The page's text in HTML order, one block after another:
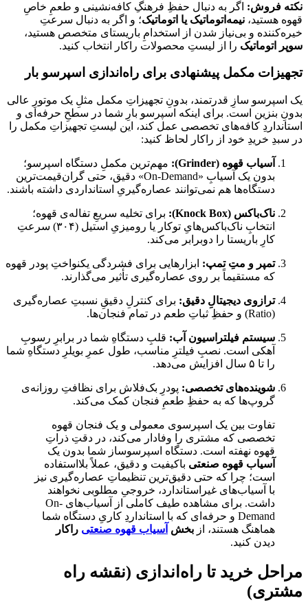
نکته فروش: اگر به دنبال حفظِ فرهنگِ کافه‌نشینی و طعمِ خاصِ
قهوه هستید، نیمه‌اتوماتیک یا اتوماتیک؛ و اگر به دنبال سرعتِ
خیره‌کننده و بی‌نیاز شدن از استخدامِ باریستای متخصص هستید،
سوپر اتوماتیک را از لیستِ محصولات راکار انتخاب کنید.
تجهیزات مکمل پیشنهادی برای راه‌اندازی اسپرسو بار
یک اسپرسو سازِ قدرتمند، بدونِ تجهیزاتِ مکمل مثلِ یک موتورِ عالی
بدونِ بنزین است. برای اینکه اسپرسو بارِ شما در سطحِ حرفه‌ای و
استانداردِ کافه‌های تخصصی عمل کند، این لیستِ تجهیزاتِ مکمل را
در سبدِ خریدِ خود از راکار لحاظ کنید:
آسیاب قهوه (Grinder):
مهم‌ترین مکملِ دستگاه اسپرسو؛
بدون یک آسیابِ «On-Demand» دقیق، حتی گران‌قیمت‌ترین
دستگاه‌ها هم نمی‌توانند عصاره‌گیریِ استانداردی داشته باشند.
ناک‌باکس (Knock Box):
برای تخلیه سریعِ تفاله‌ی قهوه؛
انتخابِ ناک‌باکس‌هایِ توکار یا رومیزیِ استیل (۳۰۴) سرعتِ
کارِ باریستا را دوبرابر می‌کند.
تمپر و متِ تمپ: ابزارهایی برای فشردگی یکنواختِ پودر قهوه
که مستقیماً بر روی عصاره‌گیری تأثیر می‌گذارند.
ترازوی دیجیتالِ دقیق: برای کنترلِ دقیقِ نسبتِ عصاره‌گیری
(Ratio) و حفظِ ثباتِ طعم در تمام فنجان‌ها.
سیستم فیلتراسیون آب: قلبِ دستگاهِ شما در برابرِ رسوبِ
آهکی است. نصبِ فیلترِ مناسب، طول عمرِ بویلرِ دستگاهِ شما
را تا ۵ سال افزایش می‌دهد.
شوینده‌های تخصصی: پودرِ بک‌فلاش برای نظافتِ روزانه‌ی
گروپ‌ها که به حفظِ طعمِ فنجان کمک می‌کند.
تفاوت بین یک اسپرسوی معمولی و یک فنجان قهوه
تخصصی که مشتری را وفادار می‌کند، در دقتِ ذراتِ
قهوه نهفته است. دستگاه اسپرسوساز شما بدون یک
آسیاب قهوه صنعتی باکیفیت و دقیق، عملاً بلااستفاده
است؛ چرا که حتی دقیق‌ترین تنظیماتِ عصاره‌گیری نیز
با آسیاب‌های غیراستاندارد، خروجیِ مطلوبی نخواهند
داشت. برای مشاهده طیف کاملی از آسیاب‌های On-
Demand و حرفه‌ای که با استانداردِ کاریِ دستگاه شما
هماهنگ هستند، از بخش آسیاب‌ قهوه صنعتی راکار
دیدن کنید.
مراحل خرید تا راه‌اندازی (نقشه راه
مشتری)